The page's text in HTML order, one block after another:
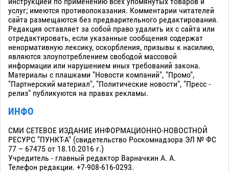
услуг; имеются противопоказания. Комментарии читателей
сайта размещаются без предварительного редактирования.
Редакция оставляет за собой право удалить их с сайта или
отредактировать, если указанные сообщения содержат
ненормативную лексику, оскорбления, призывы к насилию,
являются злоупотреблением свободой массовой
информации или нарушением иных требований закона.
Материалы с плашками "Новости компаний", "Промо",
"Партнерский материал", "Политические новости", "Пресс -
релиз" публикуются на правах рекламы.
ИНФО
СМИ СЕТЕВОЕ ИЗДАНИЕ ИНФОРМАЦИОННО-НОВОСТНОЙ
РЕСУРС "ПУНКТ-А" (свидетельство Роскомнадзора ЭЛ № ФС
77 – 67475 от 18.10.2016 г.)
Учредитель - главный редактор Варначкин А. А.
Телефон редакции. +7-908-616-0293.